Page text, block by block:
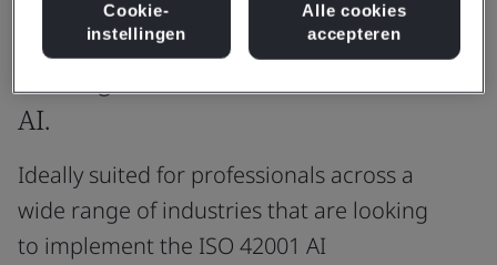
Practical explanations of how you
AI.
Ideally suited for professionals across a
wide range of industries that are looking
to implement the ISO 42001 AI
Cookie-
instellingen
Alle cookies
accepteren